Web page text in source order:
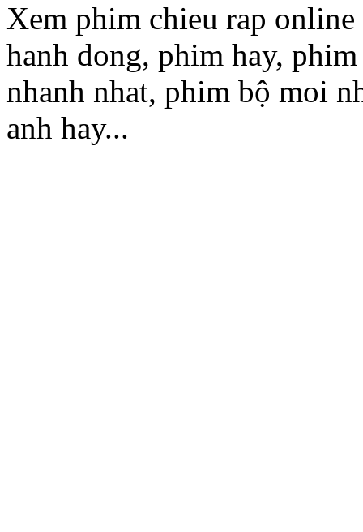
Xem phim chieu rap
hanh dong, phim hay,
nhanh nhat, phim bộ moi
anh hay...